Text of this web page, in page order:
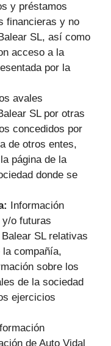
y préstamos
financieras y no
SL, así como
acceso a la
por la
avales
SL por otras
concedidos por
de otros entes,
página de la
donde se
Información
o futuras
SL relativas
compañía,
sobre los
de la sociedad
ejercicios
de Auto Vidal